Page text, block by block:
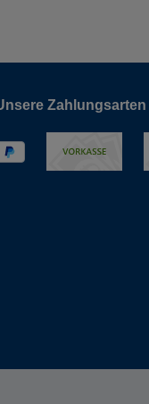
Zahlungsarten